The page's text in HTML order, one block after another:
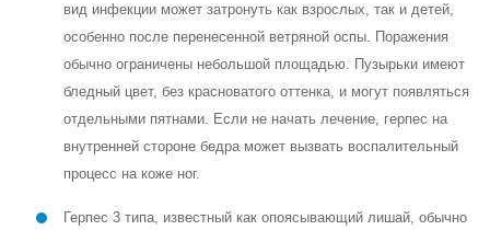
вид инфекции может затронуть как взрослых, так и детей,
особенно после перенесенной ветряной оспы. Поражения
обычно ограничены небольшой площадью. Пузырьки имеют
бледный цвет, без красноватого оттенка, и могут появляться
отдельными пятнами. Если не начать лечение, герпес на
внутренней стороне бедра может вызвать воспалительный
процесс на коже ног.
Герпес 3 типа, известный как опоясывающий лишай, обычно